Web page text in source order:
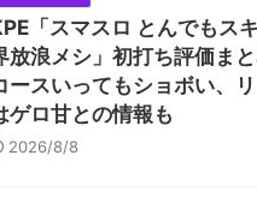
「スマスロ とんでもス
放浪メシ」初打ち評価ま
ースいってもショボい、
ゲロ甘との情報も
2026/8/8